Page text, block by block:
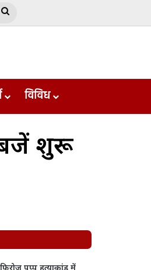
Search
विविध
बजें शुरू